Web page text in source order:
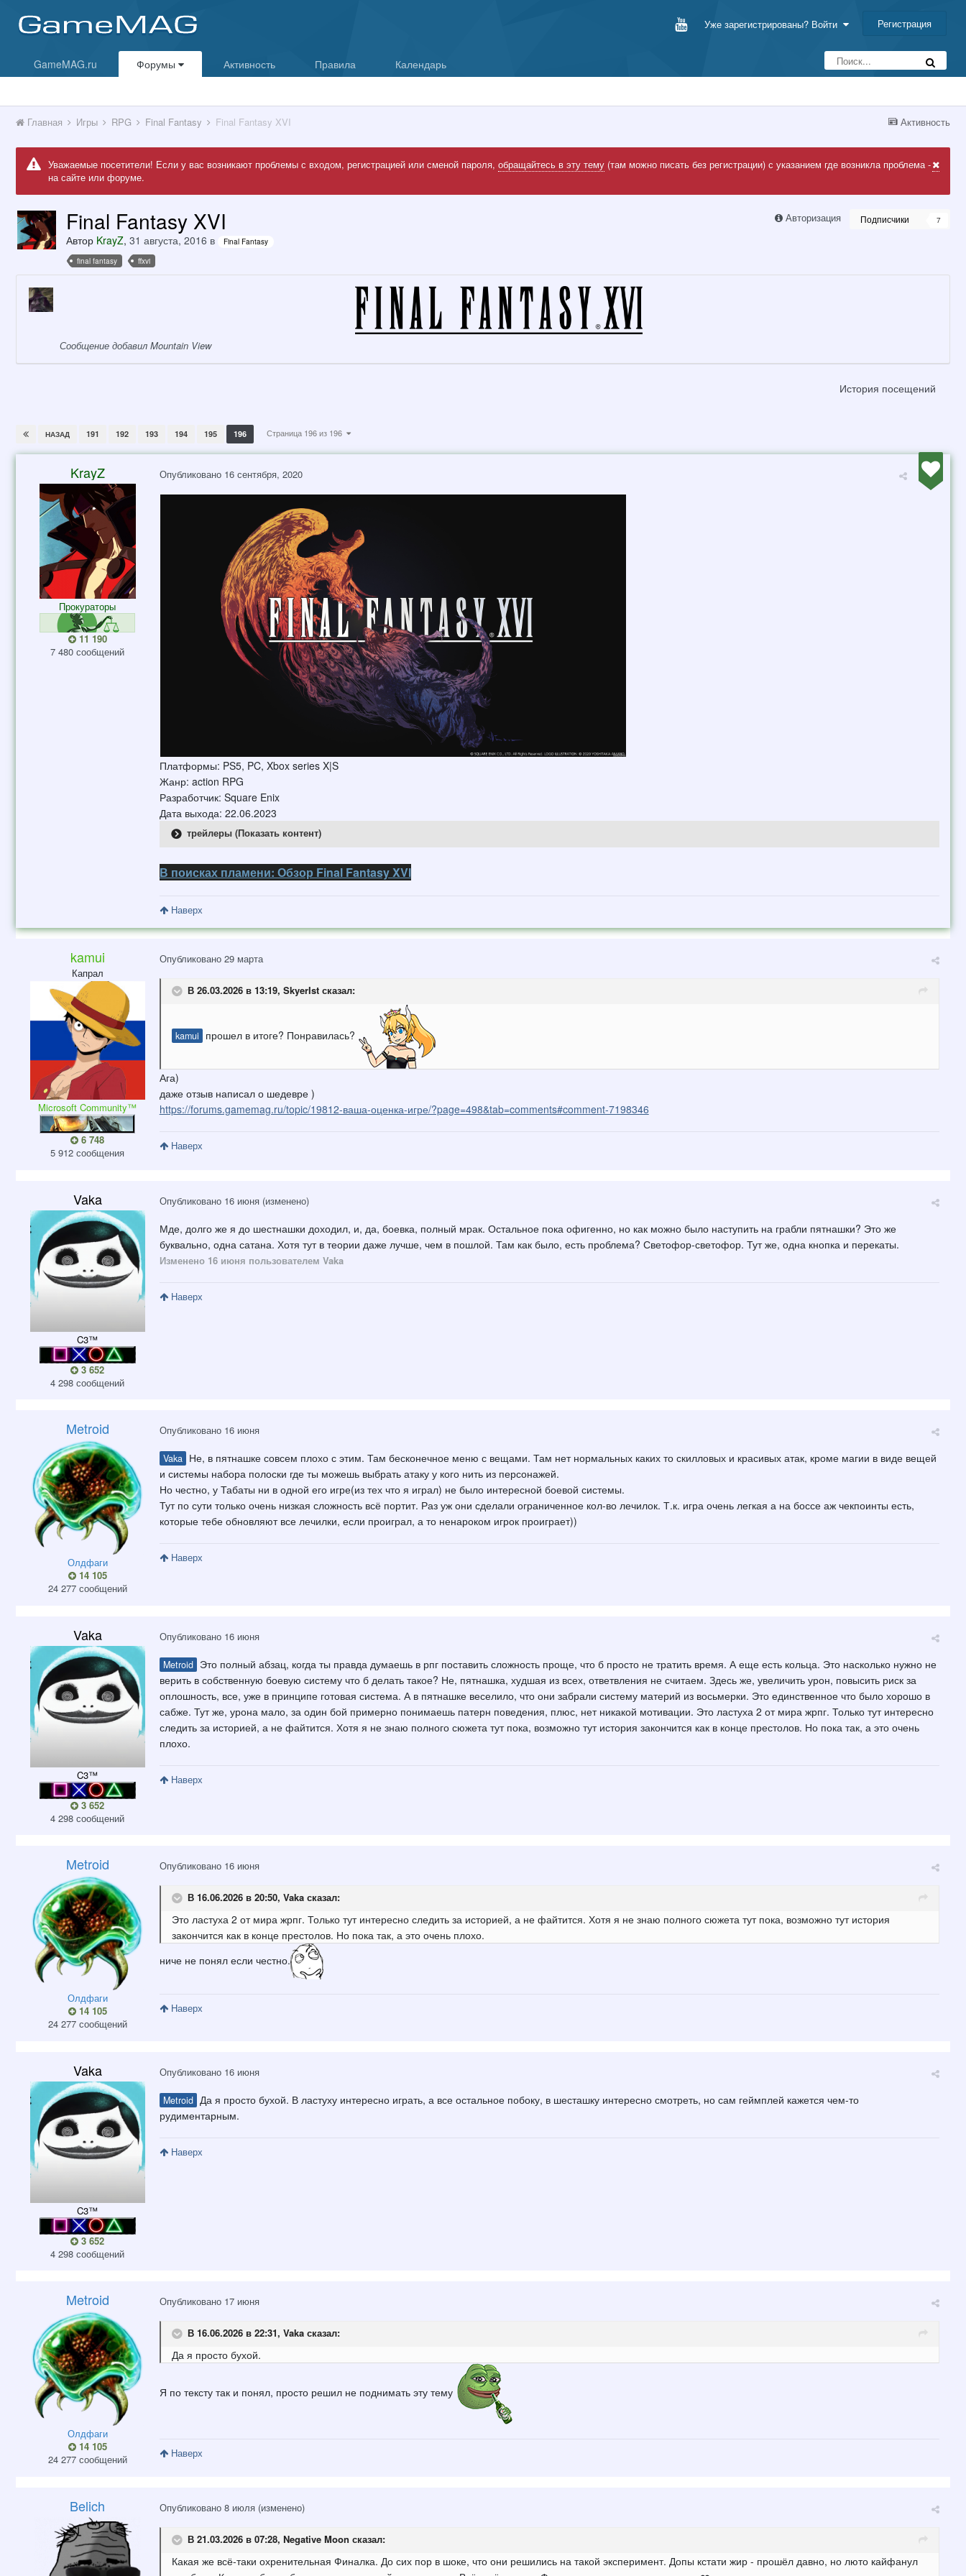
Уже зарегистрированы? Войти Регистрация
GameMAG.ru Форумы Активность Правила Календарь
Активность
Главная Игры RPG Final Fantasy Final Fantasy XVI
Уважаемые посетители! Если у вас возникают проблемы с входом, регистрацией или сменой пароля, обращайтесь в эту тему(там можно писать без регистрации) с указанием где возникла проблема -
на сайте или форуме.
Авторизация Подписчики 7
Final Fantasy XVI
Автор KrayZ, 31 августа, 2016 в
Final Fantasy
final fantasy
ffxvi
Сообщение добавил Mountain View
История посещений
НАЗАД 191 192 193 194 195 196 Страница 196 из 196
KrayZ
Прокураторы
11 190
7 480 сообщений
Опубликовано 16 сентября, 2020
Платформы: PS5, PC, Xbox series X|S
Жанр: action RPG
Разработчик: Square Enix
Дата выхода: 22.06.2023
трейлеры (Показать контент)
В поисках пламени: Обзор Final Fantasy XVI
Наверх
kamui
Капрал
Microsoft Community™
6 748
5 912 сообщения
Опубликовано 29 марта
В 26.03.2026 в 13:19, SkyerIstсказал:
kamui прошел в итоге? Понравилась?
Ага)
даже отзыв написал о шедевре )
https://forums.gamemag.ru/topic/19812-ваша-оценка-игре/?page=498&tab=comments#comment-7198346
Наверх
Vaka
C3™
3 652
4 298 сообщений
Опубликовано 16 июня (изменено)
Мде, долго же я до шестнашки доходил, и, да, боевка, полный мрак. Остальное пока офигенно, но как можно было наступить на грабли пятнашки? Это же
буквально, одна сатана. Хотя тут в теории даже лучше, чем в пошлой. Там как было, есть проблема? Светофор-светофор. Тут же, одна кнопка и перекаты.
Изменено 16 июня пользователем Vaka
Наверх
Metroid
Олдфаги
14 105
24 277 сообщений
Опубликовано 16 июня
Vaka Не, в пятнашке совсем плохо с этим. Там бесконечное меню с вещами. Там нет нормальных каких то скилловых и красивых атак, кроме магии в виде вещей
и системы набора полоски где ты можешь выбрать атаку у кого нить из персонажей.
Но честно, у Табаты ни в одной его игре(из тех что я играл) не было интересной боевой системы.
Тут по сути только очень низкая сложность всё портит. Раз уж они сделали ограниченное кол-во лечилок. Т.к. игра очень легкая а на боссе аж чекпоинты есть,
которые тебе обновляют все лечилки, если проиграл, а то ненароком игрок проиграет))
Наверх
Vaka
C3™
3 652
4 298 сообщений
Опубликовано 16 июня
Metroid Это полный абзац, когда ты правда думаешь в рпг поставить сложность проще, что б просто не тратить время. А еще есть кольца. Это насколько нужно не
верить в собственную боевую систему что б делать такое? Не, пятнашка, худшая из всех, ответвления не считаем. Здесь же, увеличить урон, повысить риск за
оплошность, все, уже в принципе готовая система. А в пятнашке веселило, что они забрали систему материй из восьмерки. Это единственное что было хорошо в
сабже. Тут же, урона мало, за один бой примерно понимаешь патерн поведения, плюс, нет никакой мотивации. Это ластуха 2 от мира жрпг. Только тут интересно
следить за историей, а не файтится. Хотя я не знаю полного сюжета тут пока, возможно тут история закончится как в конце престолов. Но пока так, а это очень
плохо.
Наверх
Metroid
Олдфаги
14 105
24 277 сообщений
Опубликовано 16 июня
В 16.06.2026 в 20:50, Vakaсказал:
Это ластуха 2 от мира жрпг. Только тут интересно следить за историей, а не файтится. Хотя я не знаю полного сюжета тут пока, возможно тут история
закончится как в конце престолов. Но пока так, а это очень плохо.
ниче не понял если честно.
Наверх
Vaka
C3™
3 652
4 298 сообщений
Опубликовано 16 июня
Metroid Да я просто бухой. В ластуху интересно играть, а все остальное побоку, в шесташку интересно смотреть, но сам геймплей кажется чем-то
рудиментарным.
Наверх
Metroid
Олдфаги
14 105
24 277 сообщений
Опубликовано 17 июня
В 16.06.2026 в 22:31, Vakaсказал:
Да я просто бухой.
Я по тексту так и понял, просто решил не поднимать эту тему
Наверх
Belich Опубликовано 8 июля (изменено)
В 21.03.2026 в 07:28, Negative Moon сказал:
Какая же всё-таки охренительная Финалка. До сих пор в шоке, что они решились на такой эксперимент. Допы кстати жир - прошёл давно, но люто кайфанул